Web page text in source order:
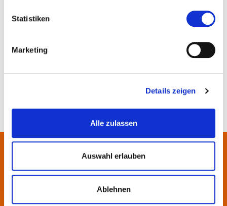
Statistiken
Marketing
Details zeigen
Alle zulassen
Auswahl erlauben
Ablehnen
Umweltlernen in Frankfurt
Über uns
In der Metropolregion FrankfurtRheinMain haben sich rund 50
Landkreise, Städte, Gemeinden und der Regionalverband zur